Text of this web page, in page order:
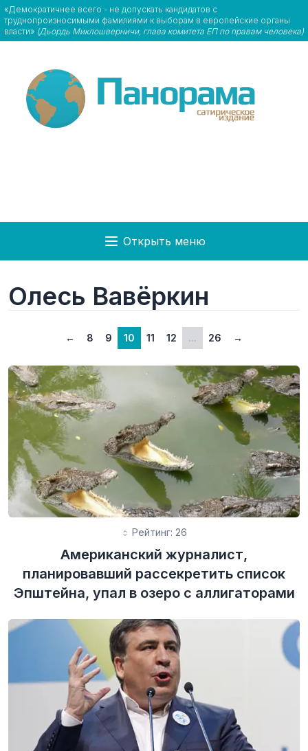
«Демократичнее всего - не допускать кандидатов с
труднопроизносимыми фамилиями к выборам в европейские органы
власти» (Дьордь Миклошверничи, глава комитета ЕП по правам человека)
Открыть меню
Олесь Вавёркин
← 8 9 10 11 12 ... 26 →
Рейтинг: 26
Американский журналист,
планировавший рассекретить список
Эпштейна, упал в озеро с аллигаторами